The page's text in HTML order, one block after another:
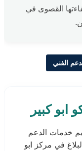
القصوى في
الفني
ابو كبير
خدمات الدعم
في مركز ابو